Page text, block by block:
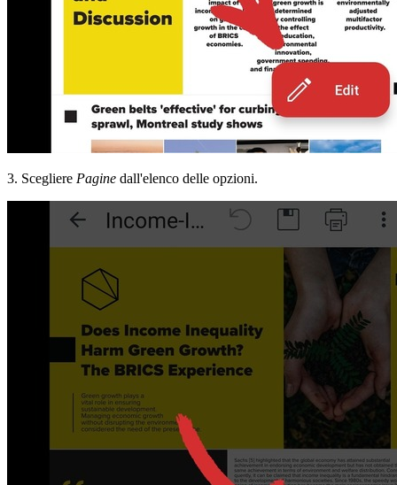
3. Scegliere Pagine dall'elenco delle opzioni.